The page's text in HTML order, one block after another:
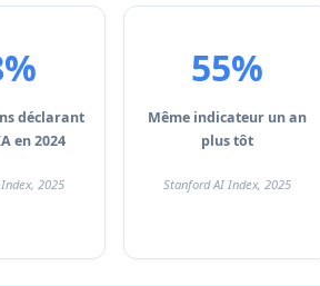
déclarant
en 2024
2025
55%
Même indicateur un an
plus tôt
Stanford AI Index, 2025